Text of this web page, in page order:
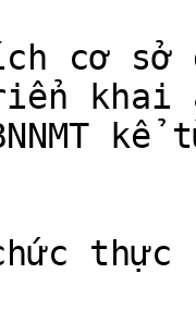
cơ sở
khai
thực